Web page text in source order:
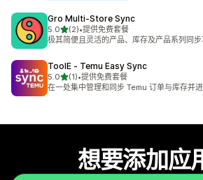
Gro Multi‑Store Sync
5.0星（满分 5 星）
(2)
总共 2 条评论
•提供免费套餐
极其简便且灵活的产品、库存及产品系列同
ToolE ‑ Temu Easy Sync
5.0星（满分 5 星）
(1)
总共 1 条评论
•提供免费套餐
在一处集中管理和同步 Temu 订单与库存并
想要添加应